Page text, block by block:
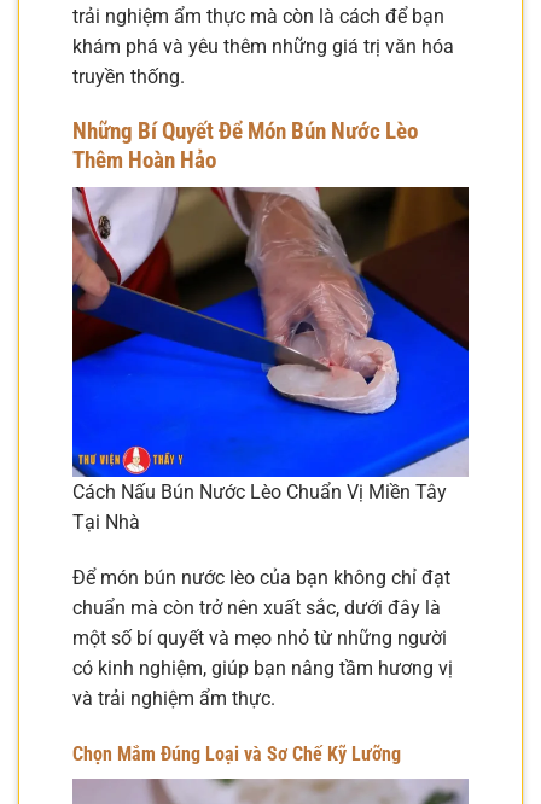
trải nghiệm ẩm thực mà còn là cách để bạn
khám phá và yêu thêm những giá trị văn hóa
truyền thống.
Những Bí Quyết Để Món Bún Nước Lèo
Thêm Hoàn Hảo
Cách Nấu Bún Nước Lèo Chuẩn Vị Miền Tây
Tại Nhà
Để món bún nước lèo của bạn không chỉ đạt
chuẩn mà còn trở nên xuất sắc, dưới đây là
một số bí quyết và mẹo nhỏ từ những người
có kinh nghiệm, giúp bạn nâng tầm hương vị
và trải nghiệm ẩm thực.
Chọn Mắm Đúng Loại và Sơ Chế Kỹ Lưỡng